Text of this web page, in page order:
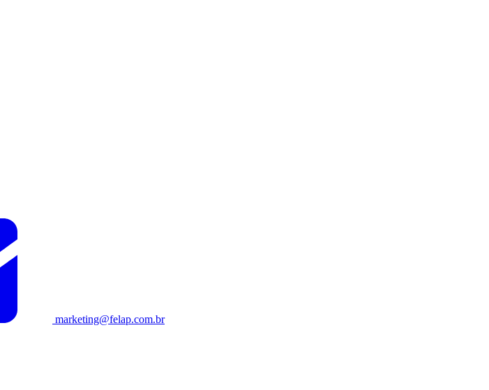
marketing@felap.com.br